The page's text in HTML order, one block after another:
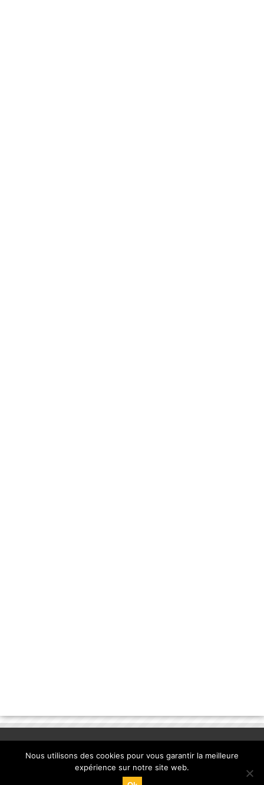
Nous utilisons des cookies pour vous garantir la meilleure
expérience sur notre site web.